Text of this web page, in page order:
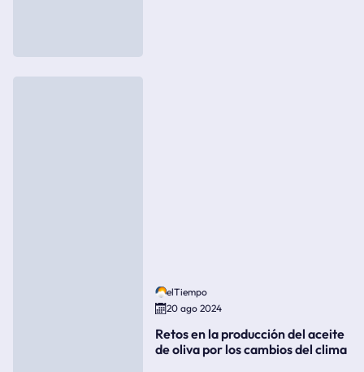
elTiempo
20 ago 2024
Retos en la producción del aceite
de oliva por los cambios del clima